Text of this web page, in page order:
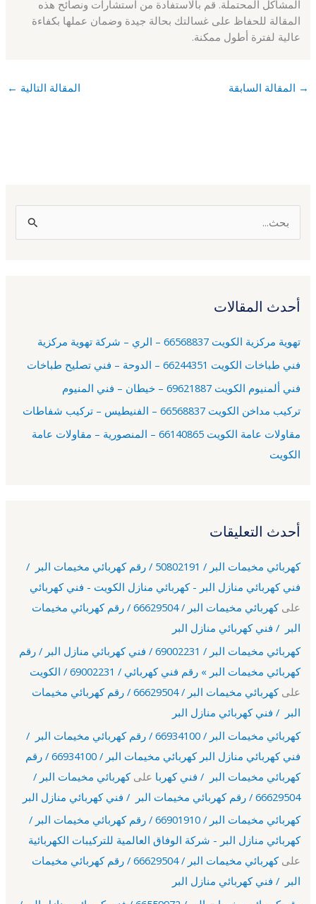
المشاكل المحتملة. قم بالاستفادة من استشارات ونصائح هذه
المقالة للحفاظ على غسالتك بحالة جيدة وضمان عملها بكفاءة
عالية لفترة أطول ممكنة.
→ المقالة السابقة المقالة التالية ←
ث
ن
:
أحدث المقالات
تهوية مركزية الكويت 66568837 – الري – شركة تهوية مركزية
فني طباخات الكويت 66244351 – الدوحة – فني تصليح طباخات
فني ألمنيوم الكويت 69621887 – خيطان – فني المنيوم
تركيب مداخن الكويت 66568837 – الفنيطيس – تركيب شفاطات
مقاولات عامة الكويت 66140865 – المنصورية – مقاولات عامة
الكويت
أحدث التعليقات
كهربائي مخيمات البر / 50802191 / رقم كهربائي مخيمات البر /
فني كهربائي منازل البر - كهربائي منازل الكويت - فني كهربائي
على
كهربائي مخيمات البر / 66629504 / رقم كهربائي مخيمات
البر / فني كهربائي منازل البر
كهربائي مخيمات البر / 69002231 / فني كهربائي منازل البر / رقم
كهربائي مخيمات البر » رقم فني كهربائي / 69002231 / الكويت
على
كهربائي مخيمات البر / 66629504 / رقم كهربائي مخيمات
البر / فني كهربائي منازل البر
كهربائي مخيمات البر / 66934100 / رقم كهربائي مخيمات البر /
فني كهربائي منازل البر كهربائي مخيمات البر / 66934100 / رقم
كهربائي مخيمات البر / فني كهربا علىكهربائي مخيمات البر /
66629504 / رقم كهربائي مخيمات البر / فني كهربائي منازل البر
كهربائي مخيمات البر / 66901910 / رقم كهربائي مخيمات البر /
كهربائي منازل البر - شركة الوفاق العالمية للتركيبات الكهربائية
على
كهربائي مخيمات البر / 66629504 / رقم كهربائي مخيمات
البر / فني كهربائي منازل البر